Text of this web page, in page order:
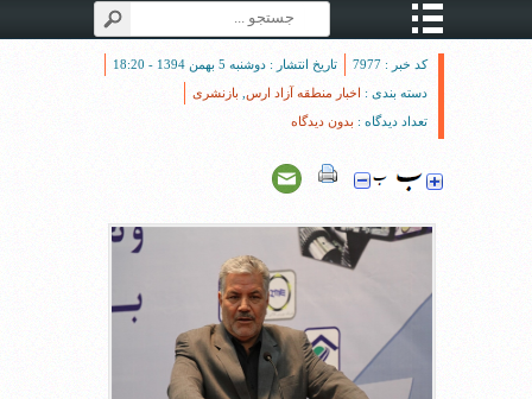
کد خبر : 7977
تاریخ انتشار : دوشنبه 5 بهمن 1394 - 18:20
دسته بندی : اخبار منطقه آزاد ارس
بازنشری
تعداد دیدگاه : بدون دیدگاه